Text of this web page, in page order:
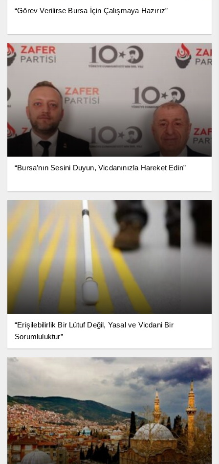
“Görev Verilirse Bursa İçin Çalışmaya Hazırız”
“Bursa’nın Sesini Duyun, Vicdanınızla Hareket Edin”
“Erişilebilirlik Bir Lütuf Değil, Yasal ve Vicdani Bir
Sorumluluktur”